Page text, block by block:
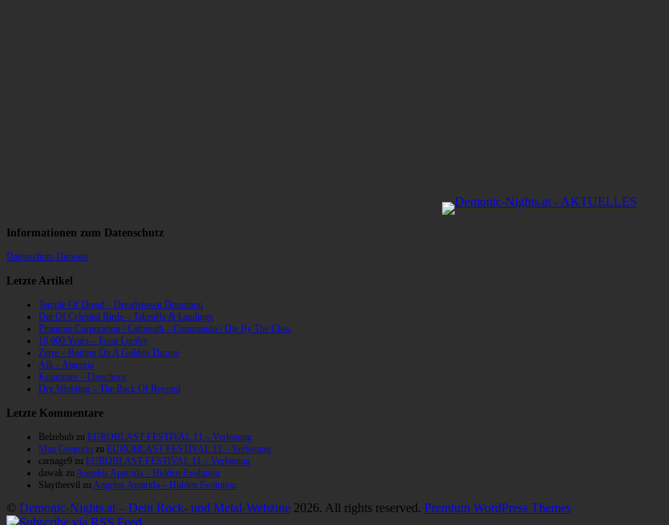
Informationen zum Datenschutz
Datenschutz-Hinweis
Letzte Artikel
Temple Of Dread – Dreadspawn Dominion
Din Of Celestial Birds – Takeoffs & Landings
Phantom Corporation / Catbreath – Commando / Die By The Claw
10,000 Years – Esox Lucifer
Zerre – Rotting On A Golden Throne
Allt – Ataraxia
Knumears – Directions
Dry Wedding – The Back Of Beyond
Letzte Kommentare
Belzebub zu EUROBLAST FESTIVAL 11 – Verlosung
Max Gregorio zu EUROBLAST FESTIVAL 11 – Verlosung
carnage9 zu EUROBLAST FESTIVAL 11 – Verlosung
dawak zu Angelus Apatrida – Hidden Evolution
Slaytheevil zu Angelus Apatrida – Hidden Evolution
© Demonic-Nights.at – Dein Rock- und Metal-Webzine 2026. All rights reserved. Premium WordPress Themes